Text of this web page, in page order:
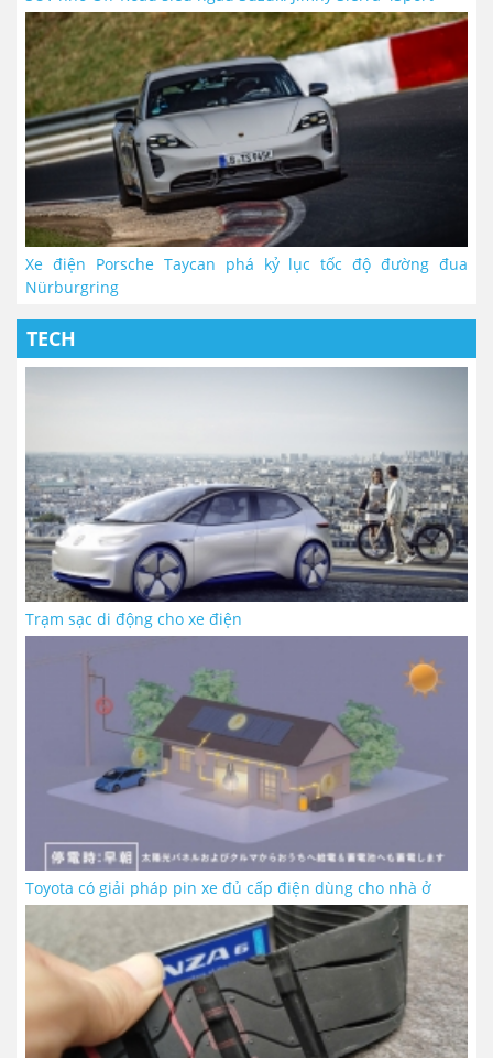
Xe điện Porsche Taycan phá kỷ lục tốc độ đường đua
Nürburgring
TECH
Trạm sạc di động cho xe điện
Toyota có giải pháp pin xe đủ cấp điện dùng cho nhà ở